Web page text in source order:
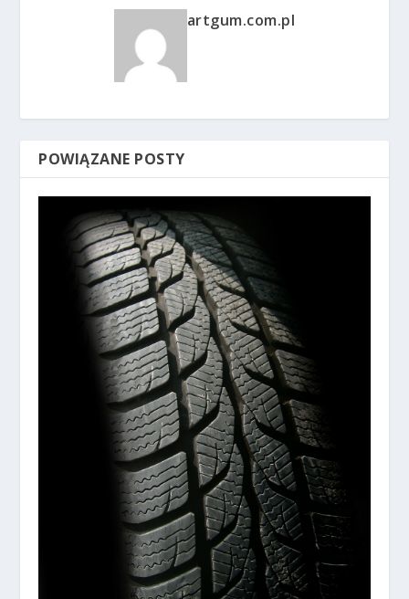
artgum.com.pl
POWIĄZANE POSTY